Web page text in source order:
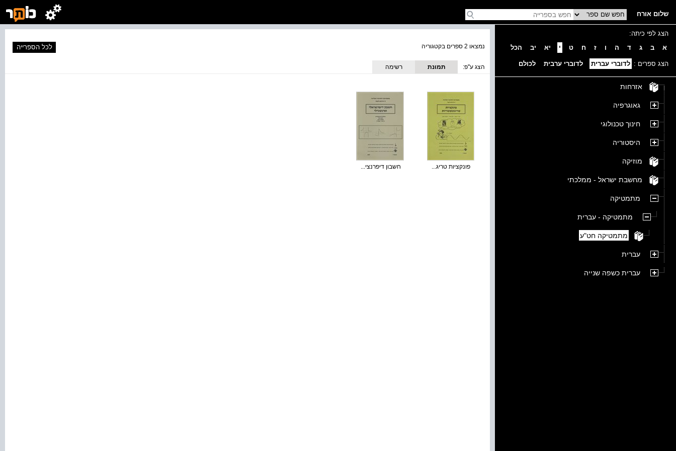
שלום אורח
הצג לפי כיתה:
א
ב ג ד ה ו ז ח ט י יא יב הכל
הצג ספרים : לדוברי עברית לדוברי ערבית לכולם
אזרחות
גאוגרפיה
חינוך טכנולוגי
היסטוריה
מוזיקה
מחשבת ישראל - ממלכתי
מתמטיקה
מתמטיקה - עברית
מתמטיקה חט"ע
עברית
עברית כשפה שנייה
נמצאו 2 ספרים בקטגוריה לכל הספרייה
הצג ע''פ:
תמונת
רשימה
פונקציות טריג... חשבון דיפרנצי...